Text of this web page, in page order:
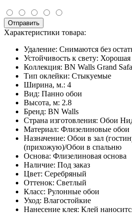
Отправить
Характеристики товара:
Удаление: Снимаются без
Устойчивость к свету: Хорошая
Коллекция: BN Walls Grand
Тип оклейки: Стыкуемые
Ширина, м.: 4
Вид: Панно обои
Высота, м: 2.8
Бренд: BN Walls
Страна изготовления: Обои
Материал: Флизелиновые обои
Назначение: Обои в зал
(прихожую)/Обои в спальню
Основа: Флизелиновая основа
Наличие: Под заказ
Цвет: Серебряный
Оттенок: Светлый
Класс: Рулонные обои
Уход: Влагостойкие
Нанесение клея: Клей